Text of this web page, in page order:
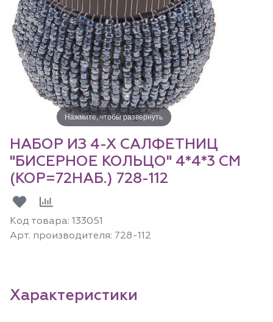
Нажмите, чтобы развернуть
НАБОР ИЗ 4-Х САЛФЕТНИЦ
"БИСЕРНОЕ КОЛЬЦО" 4*4*3 СМ
(КОР=72НАБ.) 728-112
Код товара: 133051
Арт. производителя: 728-112
Характеристики